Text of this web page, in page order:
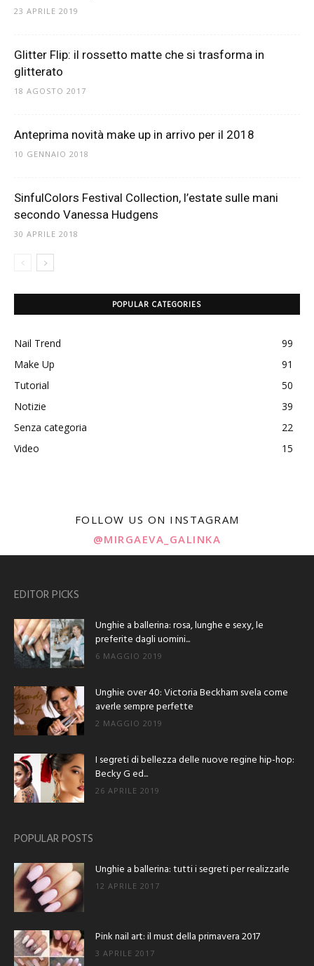
23 APRILE 2019
Glitter Flip: il rossetto matte che si trasforma in
glitterato
18 AGOSTO 2017
Anteprima novità make up in arrivo per il 2018
10 GENNAIO 2018
SinfulColors Festival Collection, l’estate sulle mani
secondo Vanessa Hudgens
30 APRILE 2018
POPULAR CATEGORIES
Nail Trend
99
Make Up
91
Tutorial
50
Notizie
39
Senza categoria
22
Video
15
FOLLOW US ON INSTAGRAM
@MIRGAEVA_GALINKA
EDITOR PICKS
Unghie a ballerina: rosa, lunghe e sexy, le
preferite dagli uomini...
6 MAGGIO 2019
Unghie over 40: Victoria Beckham svela come
averle sempre perfette
2 MAGGIO 2019
I segreti di bellezza delle nuove regine hip-hop:
Becky G ed...
26 APRILE 2019
POPULAR POSTS
Unghie a ballerina: tutti i segreti per realizzarle
12 APRILE 2017
Pink nail art: il must della primavera 2017
3 APRILE 2017